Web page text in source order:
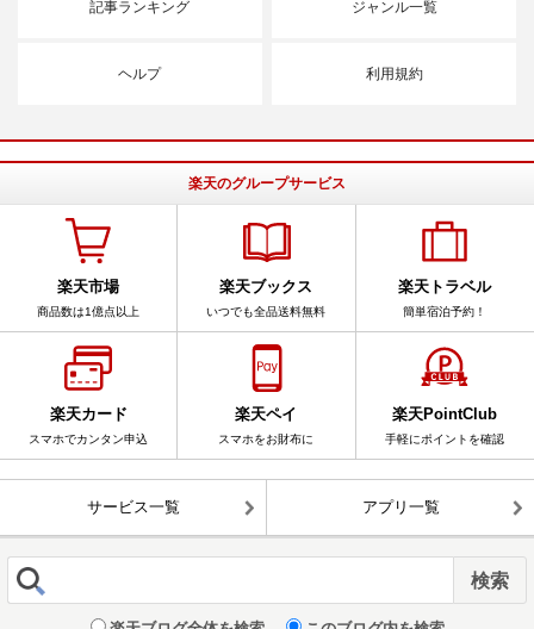
記事ランキング ジャンル一覧
ヘルプ 利用規約
楽天のグループサービス
楽天市場
商品数は1億点以上
楽天ブックス
いつでも全品送料無料
楽天トラベル
簡単宿泊予約！
楽天カード
スマホでカンタン申込
楽天ペイ
スマホをお財布に
楽天PointClub
手軽にポイントを確認
サービス一覧 アプリ一覧